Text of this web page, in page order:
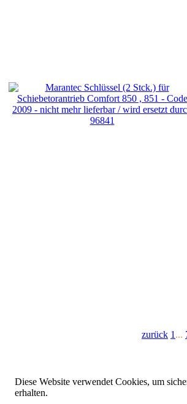
zurück 1 ...
Diese Website verwendet Cookies, um
erhalten.